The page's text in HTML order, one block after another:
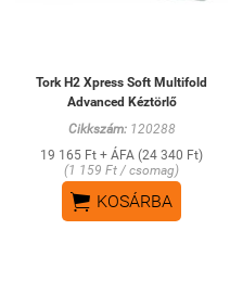
Tork H2 Xpress Soft Multifold
Advanced Kéztörlő
Cikkszám:120288
19 165 Ft + ÁFA (24 340 Ft)
(1 159 Ft / csomag)
 KOSÁRBA